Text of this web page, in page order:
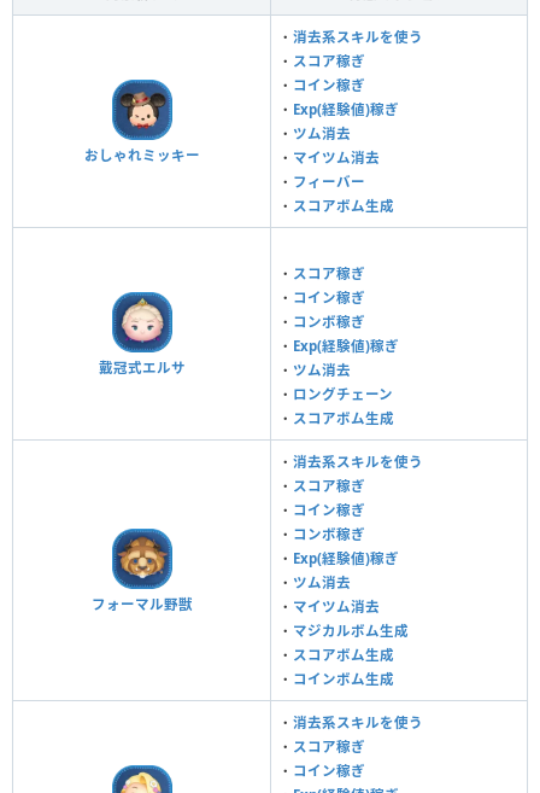
おしゃれミッキー
・ 消去系スキルを使う
・ スコア稼ぎ
・ コイン稼ぎ
・ Exp(経験値)稼ぎ
・ ツム消去
・ マイツム消去
・ フィーバー
・ スコアボム生成
戴冠式エルサ
・ スコア稼ぎ
・ コイン稼ぎ
・ コンボ稼ぎ
・ Exp(経験値)稼ぎ
・ ツム消去
・ ロングチェーン
・ スコアボム生成
フォーマル野獣
・ 消去系スキルを使う
・ スコア稼ぎ
・ コイン稼ぎ
・ コンボ稼ぎ
・ Exp(経験値)稼ぎ
・ ツム消去
・ マイツム消去
・ マジカルボム生成
・ スコアボム生成
・ コインボム生成
・ 消去系スキルを使う
・ スコア稼ぎ
・ コイン稼ぎ